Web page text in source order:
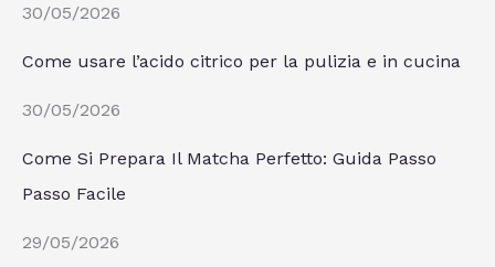
30/05/2026
Come usare l’acido citrico per la pulizia e in cucina
30/05/2026
Come Si Prepara Il Matcha Perfetto: Guida Passo
Passo Facile
29/05/2026